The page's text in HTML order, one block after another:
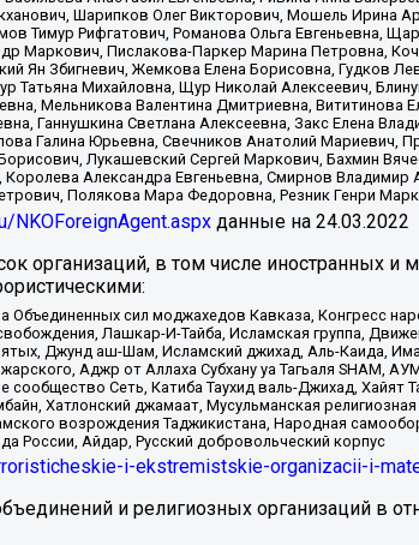
Шарипков Олег Викторович, Мошель Ирина
Тимур Рифгатович, Романова Ольга Евгеньевна,
Маркович, Пислакова-Паркер Марина Петровна,
Ян Збигневич, Жемкова Елена Борисовна, Гудков
Татьяна Михайловна, Щур Николай Алексеевич,
Мельникова Валентина Дмитриевна,
Ганнушкина Светлана Алексеевна, Закс Елена
Галина Юрьевна, Свечников Анатолий Мариевич,
Лукашевский Сергей Маркович, Бахмин
Александра Евгеньевна, Смирнов
Полякова Мара Федоровна, Резник Генри
NKOForeignAgent.aspx данные на 24.03.2022
организаций, в том числе иностранных и
сил моджахедов Кавказа, Конгресс
Лашкар-И-Тайба, Исламская группа,
Джунд аш-Шам, Исламский джихад, Аль-Каида,
Аджр от Аллаха Субхану уа Тагьаля SHAM,
сообщество Сеть, Катиба Таухид валь-Джихад,
Хатлонский джамаат, Мусульманская
возрождения Таджикистана, Народная
России, Айдар, Русский добровольческий корпус
i-ekstremistskie-organizacii-i-
и религиозных организаций в